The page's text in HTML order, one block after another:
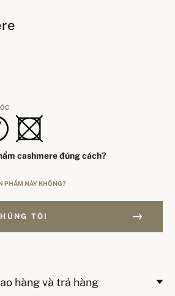
cashmere đúng cách?
PHẨM NÀY KHÔNG?
TÔI
hàng và trả hàng